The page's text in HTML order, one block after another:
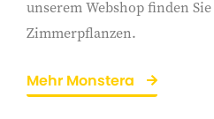
unserem Webshop finden
Zimmerpflanzen.
Mehr Monstera